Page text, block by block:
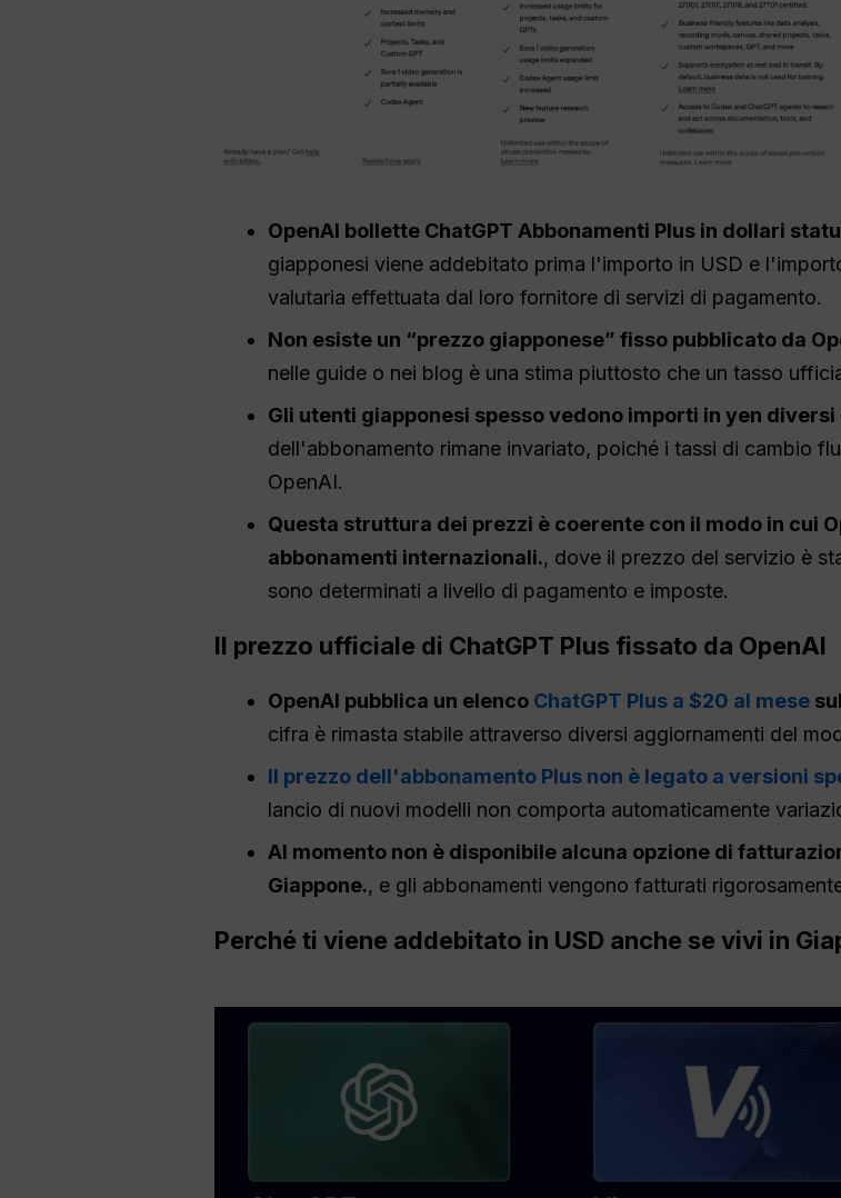
OpenAI bollette ChatGPT Abbonamenti Plus in dollari
giapponesi viene addebitato prima l'importo in USD e
valutaria effettuata dal loro fornitore di servizi di pagamento.
Non esiste un “prezzo giapponese” fisso pubblicato da
nelle guide o nei blog è una stima piuttosto che un tasso
Gli utenti giapponesi spesso vedono importi in yen diversi
dell'abbonamento rimane invariato, poiché i tassi di cambio
OpenAI.
Questa struttura dei prezzi è coerente con il modo in cui
abbonamenti internazionali., dove il prezzo del servizio è
sono determinati a livello di pagamento e imposte.
Il prezzo ufficiale di ChatGPT Plus fissato da OpenAI
OpenAI pubblica un elenco ChatGPT Plus a $20 al mese
cifra è rimasta stabile attraverso diversi aggiornamenti del
Il prezzo dell'abbonamento Plus non è legato a versioni
lancio di nuovi modelli non comporta automaticamente
Al momento non è disponibile alcuna opzione di
Giappone., e gli abbonamenti vengono fatturati
Perché ti viene addebitato in USD anche se vivi in